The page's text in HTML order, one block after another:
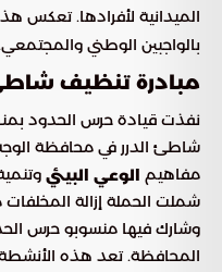
الميدانية لأفرادها. تعكس
بالواجبين الوطني
مبادرة تنظيف شاطئ
نفذت قيادة حرس الحدود
شاطئ الدرر في محافظة
مفاهيم الوعي البيئي
شملت الحملة إزالة
وشارك فيها منسوبو حرس
المحافظة. تعد هذه الأنشطة